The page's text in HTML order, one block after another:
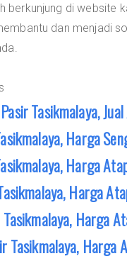
berkunjung di website
dan menjadi
Tasikmalaya,
Harga
Harga
Harga
Harga
Tasikmalaya, Harga